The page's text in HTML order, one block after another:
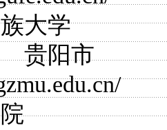
大学
阳